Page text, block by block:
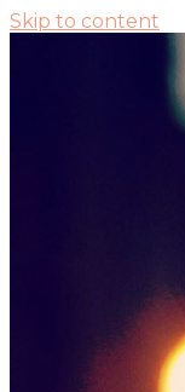
Skip to content